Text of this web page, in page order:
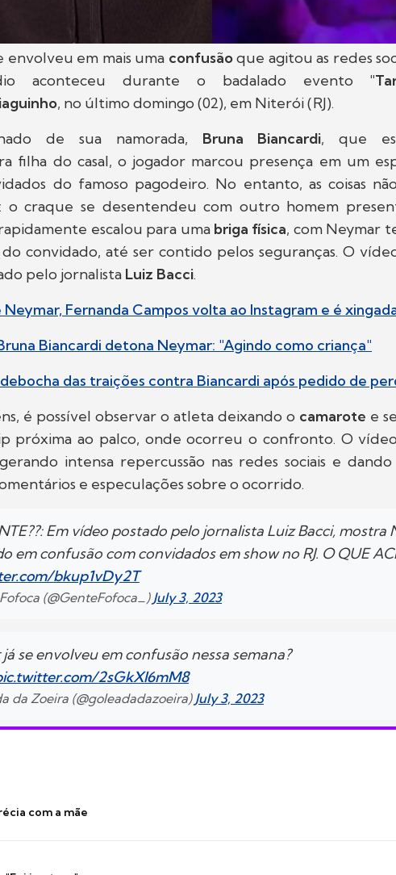
envolveu em mais uma confusãoque agitou as redes
aconteceu durante o badalado evento
, no último domingo (02), em Niterói (RJ).
de sua namorada, Bruna Biancardi, que
filha do casal, o jogador marcou presença em um
do famoso pagodeiro. No entanto, as coisas
o craque se desentendeu com outro homem
escalou para uma briga física, com Neymar
do convidado, até ser contido pelos seguranças. O
pelo jornalista Luiz Bacci.
Neymar, Fernanda Campos volta ao Instagram e é
Biancardi detona Neymar: "Agindo como criança"
das traições contra Biancardi após pedido de
é possível observar o atleta deixando o camarote e
próxima ao palco, onde ocorreu o confronto. O
intensa repercussão nas redes sociais e
e especulações sobre o ocorrido.
Em vídeo postado pelo jornalista Luiz Bacci, mostra
em confusão com convidados em show no RJ. O QUE
bkup1vDy2T
(@GenteFofoca_) July 3, 2023
se envolveu em confusão nessa semana?
2sGkXI6mM8
da Zoeira (@goleadadazoeira) July 3, 2023
com a mãe